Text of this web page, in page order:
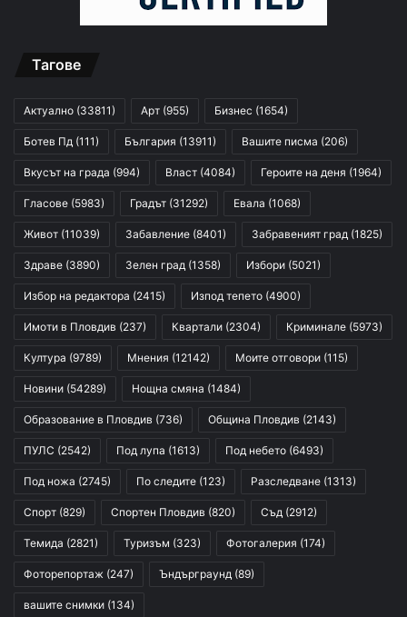
Тагове
Актуално (33811) Арт (955) Бизнес (1654)
Ботев Пд (111) България (13911) Вашите писма (206)
Вкусът на града (994) Власт (4084) Героите на деня (1964)
Гласове (5983) Градът (31292) Евала (1068)
Живот (11039) Забавление (8401) Забравеният град (1825)
Здраве (3890) Зелен град (1358) Избори (5021)
Избор на редактора (2415) Изпод тепето (4900)
Имоти в Пловдив (237) Квартали (2304) Криминале (5973)
Култура (9789) Мнения (12142) Моите отговори (115)
Новини (54289) Нощна смяна (1484)
Образование в Пловдив (736) Община Пловдив (2143)
ПУЛС (2542) Под лупа (1613) Под небето (6493)
Под ножа (2745) По следите (123) Разследване (1313)
Спорт (829) Спортен Пловдив (820) Съд (2912)
Темида (2821) Туризъм (323) Фотогалерия (174)
Фоторепортаж (247) Ъндърграунд (89)
вашите снимки (134)